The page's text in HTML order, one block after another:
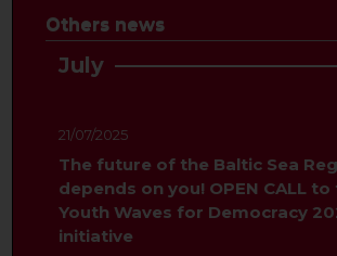
Others news
July
21/07/2025
The future of the Baltic Sea
depends on you! OPEN CALL
Youth Waves for Democracy
initiative